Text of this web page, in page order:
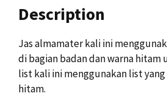
Description
Jas almamater kali ini
di bagian badan dan warna
list kali ini menggunakan list
hitam.